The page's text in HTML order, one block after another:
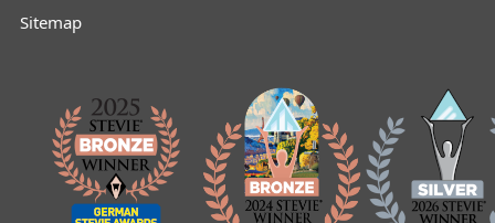
Sitemap